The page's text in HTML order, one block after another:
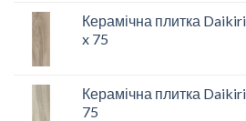
Керамічна плитка
x 75
Керамічна плитка
75